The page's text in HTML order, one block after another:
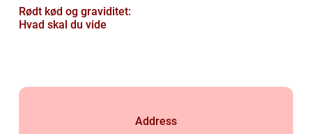
Rødt kød og graviditet:
Hvad skal du vide
Address